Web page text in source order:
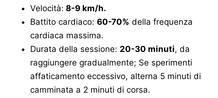
Velocità: 8-9 km/h.
Battito cardiaco: 60-70% della frequenza
cardiaca massima.
Durata della sessione: 20-30 minuti, da
raggiungere gradualmente; Se sperimenti
affaticamento eccessivo, alterna 5 minuti di
camminata a 2 minuti di corsa.